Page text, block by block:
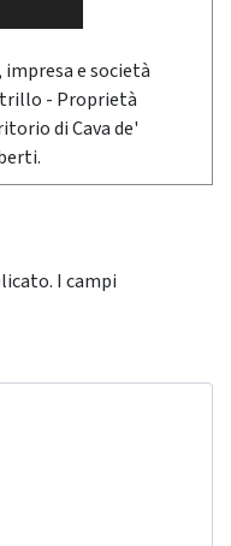
e società
- Proprietà
di Cava de'
I campi